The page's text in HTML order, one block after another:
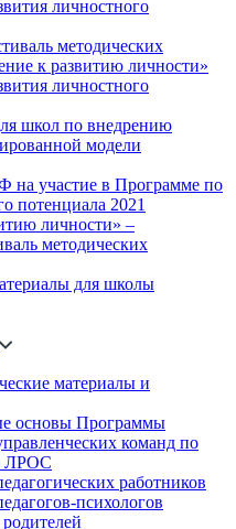
личностного
методических
к развитию личности»
личностного
школ по внедрению
модели
на участие в Программе по
потенциала 2021
личности» –
методических
для школы
материалы и
основы Программы
команд по
ЛРОС
работников
психологов